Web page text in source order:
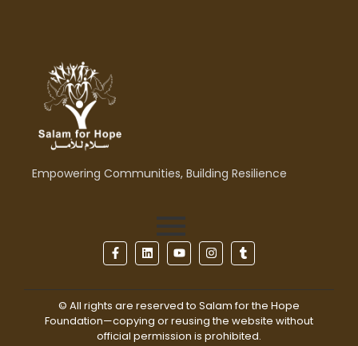
Empowering Communities, Building Resilience
© All rights are reserved to Salam for the Hope
Foundation—copying or reusing the website without
official permission is prohibited.